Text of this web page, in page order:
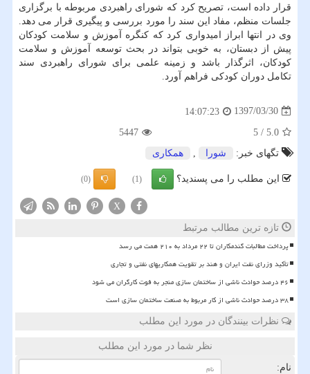
قرار داده است، تصریح كرد كه شورای راهبردی مربوطه با برگزاری
جلسات منظم، مفاد این سند را مورد بررسی و پیگیری قرار می دهد.
وی در انتها ابراز امیدواری كرد كه كنگره آموزش و سلامت كودكان
پیش از دبستان، به خوبی بتواند در بحث توسعه آموزش و سلامت
كودكان، اثرگذار باشد و زمینه علمی برای شورای راهبردی سند
تكامل دوران كودكی فراهم آورد.
1397/03/30
14:07:23
5.0
/
5
5447
تگهای خبر:
شورا , همكاری
این مطلب را می پسندید؟ (1)
(0)
X
تازه ترین مطالب مرتبط
پرداخت مطالبات گندمکاران تا ۲۲ مرداد به ۲۱۰ همت می رسد
تأکید وزرای نفت ایران و هند بر تقویت همکاریهای نفتی و تجاری
۴۶ درصد حوادث ناشی از ساختمان سازی منجر به فوت کارگران می شود
۳۸ درصد حوادث ناشی از کار مربوط به صنعت ساختمان سازی است
نظرات بینندگان در مورد این مطلب
نظر شما در مورد این مطلب
نام: